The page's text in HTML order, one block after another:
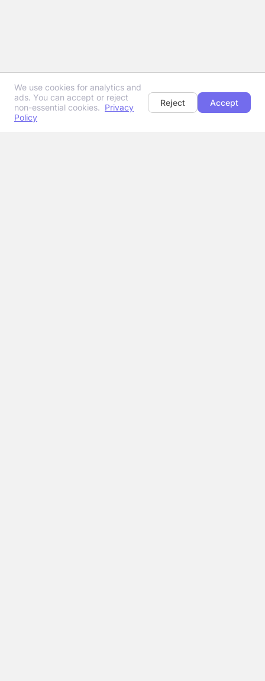
We use cookies for analytics and
ads. You can accept or reject
non-essential cookies. Privacy
Policy
Reject Accept